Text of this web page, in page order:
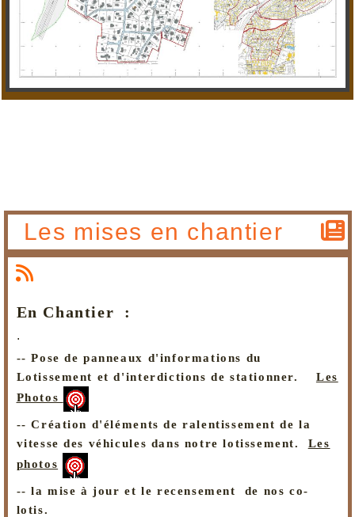
Les mises en chantier
En Chantier :
.
-- Pose de panneaux d'informations du
Lotissement et d'interdictions de stationner. Les
Photos
-- Création d'éléments de ralentissement de la
vitesse des véhicules dans notre lotissement. Les
photos
-- la mise à jour et le recensement
de nos co-
lotis.